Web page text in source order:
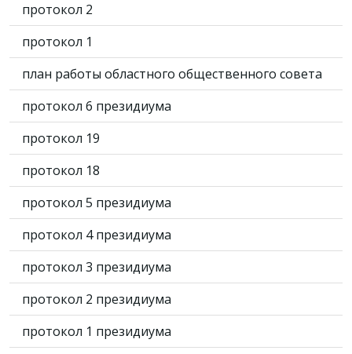
протокол 2
протокол 1
план работы областного общественного совета
протокол 6 президиума
протокол 19
протокол 18
протокол 5 президиума
протокол 4 президиума
протокол 3 президиума
протокол 2 президиума
протокол 1 президиума